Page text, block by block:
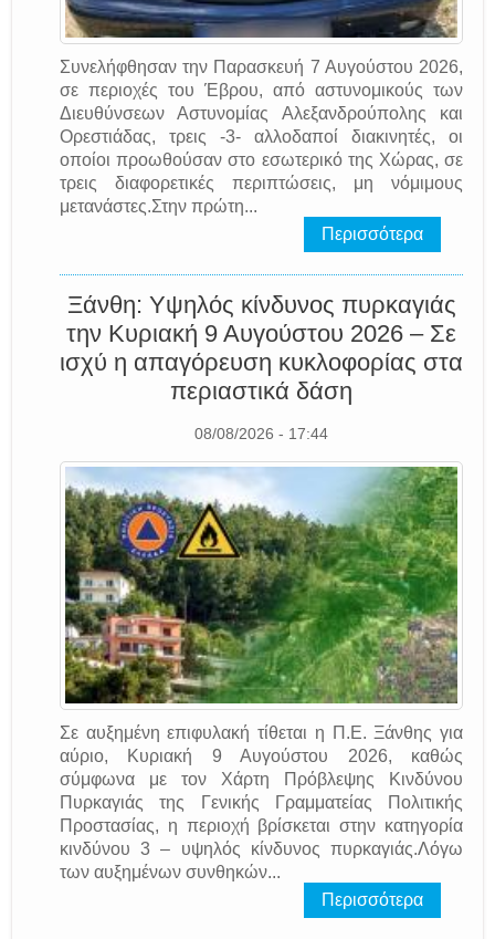
Συνελήφθησαν την Παρασκευή 7 Αυγούστου 2026,
σε περιοχές του Έβρου, από αστυνομικούς των
Διευθύνσεων Αστυνομίας Αλεξανδρούπολης και
Ορεστιάδας, τρεις -3- αλλοδαποί διακινητές, οι
οποίοι προωθούσαν στο εσωτερικό της Χώρας, σε
τρεις διαφορετικές περιπτώσεις, μη νόμιμους
μετανάστες.Στην πρώτη...
Περισσότερα
Ξάνθη: Υψηλός κίνδυνος πυρκαγιάς
την Κυριακή 9 Αυγούστου 2026 – Σε
ισχύ η απαγόρευση κυκλοφορίας στα
περιαστικά δάση
08/08/2026 - 17:44
Σε αυξημένη επιφυλακή τίθεται η Π.Ε. Ξάνθης για
αύριο, Κυριακή 9 Αυγούστου 2026, καθώς
σύμφωνα με τον Χάρτη Πρόβλεψης Κινδύνου
Πυρκαγιάς της Γενικής Γραμματείας Πολιτικής
Προστασίας, η περιοχή βρίσκεται στην κατηγορία
κινδύνου 3 – υψηλός κίνδυνος πυρκαγιάς.Λόγω
των αυξημένων συνθηκών...
Περισσότερα